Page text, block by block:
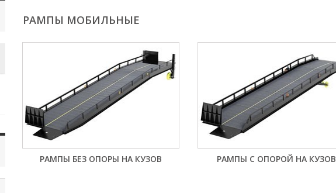
РАМПЫ МОБИЛЬНЫЕ
РАМПЫ БЕЗ ОПОРЫ НА КУЗОВ РАМПЫ С ОПОРОЙ НА КУЗОВ
Оформление заказа ×
После оформления заказа с вами свяжется менеджер
Имя*